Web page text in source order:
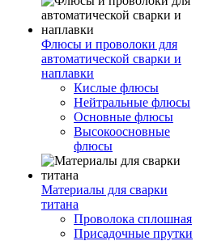
Флюсы и проволоки для
автоматической сварки и
наплавки
Кислые флюсы
Нейтральные флюсы
Основные флюсы
Высокоосновные
флюсы
Материалы для сварки
титана
Проволока сплошная
Присадочные прутки